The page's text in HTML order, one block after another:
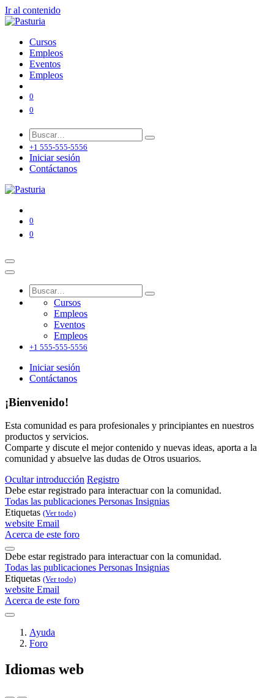
Ir al contenido
Cursos
Empleos
Eventos
Empleos
0
0
+1 555-555-5556
Iniciar sesión
Contáctanos
0
0
Cursos
Empleos
Eventos
Empleos
+1 555-555-5556
Iniciar sesión
Contáctanos
¡Bienvenido!
Esta comunidad es para profesionales y principiantes en nuestros
productos y servicios.
Comparte y discute el mejor contenido y nuevas ideas, aporta a la
comunidad y absuelve las dudas de Otros usuarios.
Ocultar introducción Registro
Debe estar registrado para interactuar con la comunidad.
Todas las publicaciones Personas Insignias
Etiquetas (Ver todo)
website Email
Acerca de este foro
Debe estar registrado para interactuar con la comunidad.
Todas las publicaciones Personas Insignias
Etiquetas (Ver todo)
website Email
Acerca de este foro
Ayuda
Foro
Idiomas web